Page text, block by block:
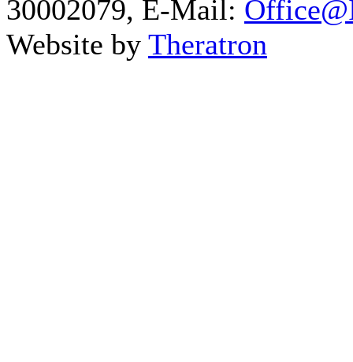
30002079, E-Mail:
Website by Theratron